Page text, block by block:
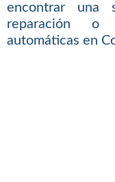
encontrar una
reparación o
automáticas en